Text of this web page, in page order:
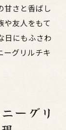
甘さと香ばし
や友人をもて
日にもふさわ
ーグリルチキ
ーグリ